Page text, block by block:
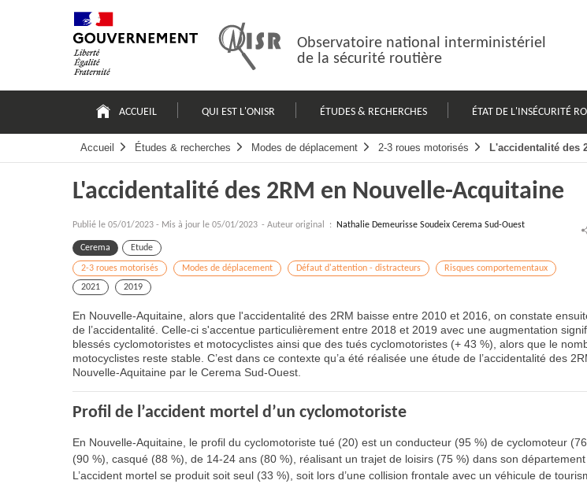
Observatoire national interministériel
de la sécurité routière
principale
ACCUEIL QUI EST L'ONISR ÉTUDES & RECHERCHES ÉTAT DE L'INSÉCURITÉ
Accueil Études & recherches Modes de déplacement 2-3 roues motorisés L'accidentalité des
L'accidentalité des 2RM en Nouvelle-Acquitaine
Publié le 05/01/2023 - Mis à jour le 05/01/2023 - Auteur original : Nathalie Demeurisse Soudeix Cerema Sud-Ouest
Cerema Etude
2-3 roues motorisés Modes de déplacement Défaut d'attention - distracteurs
Risques comportementaux
2021
2019
En Nouvelle-Aquitaine, alors que l'accidentalité des 2RM baisse entre 2010 et 2016, on constate
de l’accidentalité. Celle-ci s'accentue particulièrement entre 2018 et 2019 avec une augmentation
blessés cyclomotoristes et motocyclistes ainsi que des tués cyclomotoristes (+ 43 %), alors que le
motocyclistes reste stable. C’est dans ce contexte qu’a été réalisée une étude de l’accidentalité des
Nouvelle-Aquitaine par le Cerema Sud-Ouest.
Profil de l’accident mortel d’un cyclomotoriste
En Nouvelle-Aquitaine, le profil du cyclomotoriste tué (20) est un conducteur (95 %) de cyclomoteur
(90 %), casqué (88 %), de 14-24 ans (80 %), réalisant un trajet de loisirs (75 %) dans son département
L’accident mortel se produit soit seul (33 %), soit lors d’une collision frontale avec un véhicule de